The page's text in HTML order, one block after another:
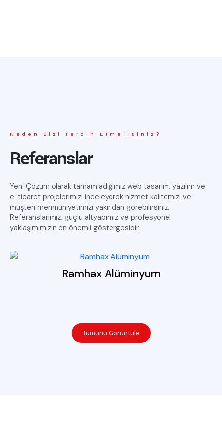
Neden Bizi Tercih Etmelisiniz?
Referanslar
Yeni Çözüm olarak tamamladığımız web tasarım, yazılım ve
e-ticaret projelerimizi inceleyerek hizmet kalitemizi ve
müşteri memnuniyetimizi yakından görebilirsiniz.
Referanslarımız, güçlü altyapımız ve profesyonel
yaklaşımımızın en önemli göstergesidir.
Ramhax Alüminyum
Tümünü Görüntüle